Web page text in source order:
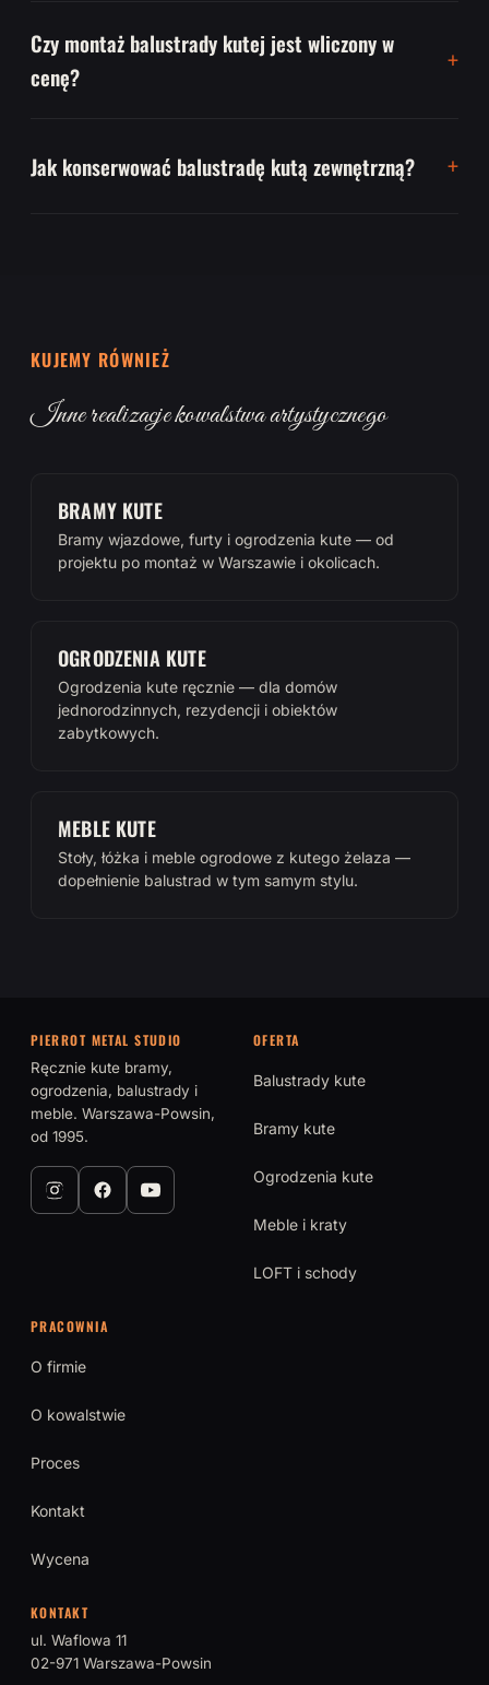
Czy montaż balustrady kutej jest wliczony w
cenę?
Jak konserwować balustradę kutą zewnętrzną?
KUJEMY RÓWNIEŻ
Inne realizacje kowalstwa artystycznego
BRAMY KUTE
Bramy wjazdowe, furty i ogrodzenia kute — od
projektu po montaż w Warszawie i okolicach.
OGRODZENIA KUTE
Ogrodzenia kute ręcznie — dla domów
jednorodzinnych, rezydencji i obiektów
zabytkowych.
MEBLE KUTE
Stoły, łóżka i meble ogrodowe z kutego żelaza —
dopełnienie balustrad w tym samym stylu.
PIERROT METAL STUDIO
Ręcznie kute bramy,
ogrodzenia, balustrady i
meble. Warszawa-Powsin,
od 1995.
OFERTA
Balustrady kute
Bramy kute
Ogrodzenia kute
Meble i kraty
LOFT i schody
PRACOWNIA
O firmie
O kowalstwie
Proces
Kontakt
Wycena
KONTAKT
ul. Waflowa 11
02-971 Warszawa-Powsin